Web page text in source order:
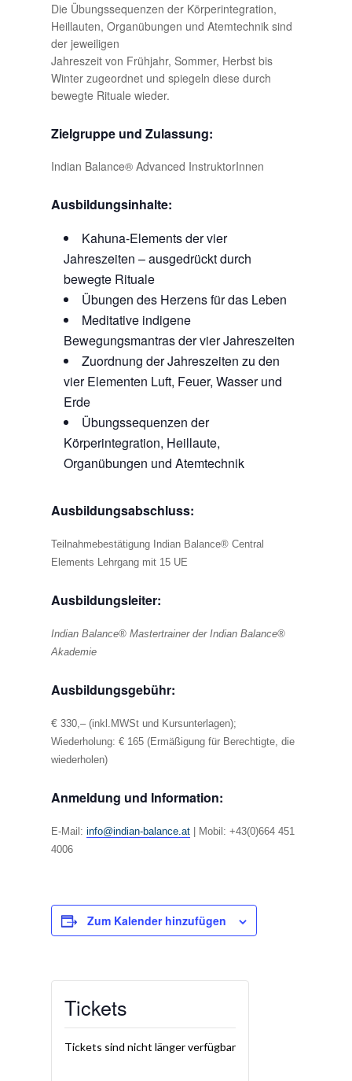
Die Übungssequenzen der Körperintegration,
Heillauten, Organübungen und Atemtechnik sind
der jeweiligen
Jahreszeit von Frühjahr, Sommer, Herbst bis
Winter zugeordnet und spiegeln diese durch
bewegte Rituale wieder.
Zielgruppe und Zulassung:
Indian Balance® Advanced InstruktorInnen
Ausbildungsinhalte:
Kahuna-Elements der vier
Jahreszeiten – ausgedrückt durch
bewegte Rituale
Übungen des Herzens für das Leben
Meditative indigene
Bewegungsmantras der vier Jahreszeiten
Zuordnung der Jahreszeiten zu den
vier Elementen Luft, Feuer, Wasser und
Erde
Übungssequenzen der
Körperintegration, Heillaute,
Organübungen und Atemtechnik
Ausbildungsabschluss:
Teilnahmebestätigung Indian Balance® Central
Elements Lehrgang mit 15 UE
Ausbildungsleiter:
Indian Balance® Mastertrainer der Indian Balance®
Akademie
Ausbildungsgebühr:
€ 330,– (inkl.MWSt und Kursunterlagen);
Wiederholung: € 165 (Ermäßigung für Berechtigte, die
wiederholen)
Anmeldung und Information:
E-Mail: info@indian-balance.at|
Mobil: +43(0)664 451
4006
Zum Kalender hinzufügen
Tickets
Tickets sind nicht länger verfügbar